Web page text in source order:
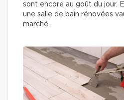
sont encore au goût du jour.
une salle de bain rénovées
marché.